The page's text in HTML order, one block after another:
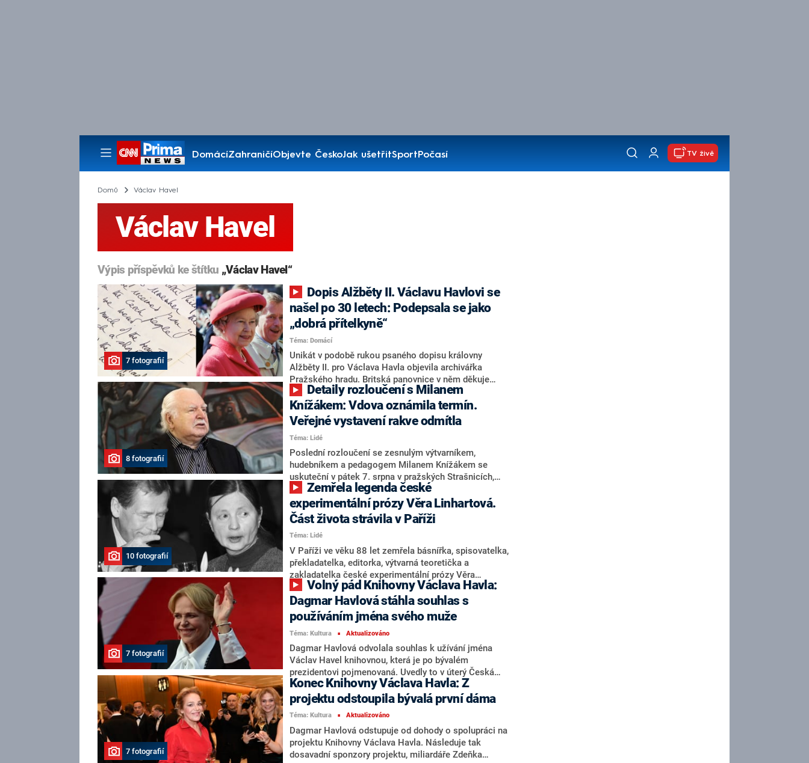
DomácíZahraničíObjevte ČeskoJak ušetřitSportPočasí
Pořady
TV živě
Domů Václav Havel
Václav Havel
Výpis příspěvků ke štítku „Václav Havel“
7 fotografií
našel po 30 letech: Podepsala se jako
„dobrá přítelkyně“
Téma: Domácí
Unikát v podobě rukou psaného dopisu královny
Alžběty II. pro Václava Havla objevila archivářka
Pražského hradu. Britská panovnice v něm děkuje
tehdejšímu českému prezidentovi za vřelé uvítání roku
1996 v Praze, vzpomíná na svou návštěvu i cestu do
Brna a přeje Česku šťastnou budoucnost. Podepsala
se jako „dobrá přítelkyně“.
8 fotografií
Knížákem: Vdova oznámila termín.
Veřejné vystavení rakve odmítla
Téma: Lidé
Poslední rozloučení se zesnulým výtvarníkem,
hudebníkem a pedagogem Milanem Knížákem se
uskuteční v pátek 7. srpna v pražských Strašnicích,
uvedla vdova Marie Knížáková. Knížák zemřel v neděli
ve věku 86 let. Bude mít pohřeb se státními poctami, o
čemž rozhodla v pondělí vláda Andreje Babiše (ANO) a
rodina s tím souhlasila. Dojednání podrobností se
chopilo ministerstvo kultury. O tom, jakou formu státní
pocty budou mít, se podle Knížákové zatím jedná.
10 fotografií
experimentální prózy Věra Linhartová.
Část života strávila v Paříži
Téma: Lidé
V Paříži ve věku 88 let zemřela básnířka, spisovatelka,
překladatelka, editorka, výtvarná teoretička a
zakladatelka české experimentální prózy Věra
Linhartová. Laureátka Ceny Jaroslava Seiferta v roce
1968 emigrovala do Francie. O úmrtí autorky knih
Dům daleko, Prostor k rozlišení, Twor nebo Ianus tří
tváří informoval na sociálních sítích spisovatel
Jaromír Typlt.
7 fotografií
Dagmar Havlová stáhla souhlas s
používáním jména svého muže
Téma: Kultura ■ Aktualizováno
Dagmar Havlová odvolala souhlas k užívání jména
Václav Havel knihovnou, která je po bývalém
prezidentovi pojmenovaná. Uvedly to v úterý Česká
televize (ČT) a server Novinky.cz. Havlová podle
televize a serveru uvedla, že nechce nést odpovědnost
za způsob, jakým je Havlovo jméno používáno, a že
ztratila důvěru k současnému vedení a směřování
knihovny. Osobnostní práva k názvu knihovna
potřebuje, aby mohla pokračovat ve své činnosti.
Správní rada knihovny podle jejího předsedy Davida
7 fotografií
Konec Knihovny Václava Havla: Z
projektu odstoupila bývalá první dáma
Téma: Kultura ■ Aktualizováno
Dagmar Havlová odstupuje od dohody o spolupráci na
projektu Knihovny Václava Havla. Následuje tak
dosavadní sponzory projektu, miliardáře Zdeňka